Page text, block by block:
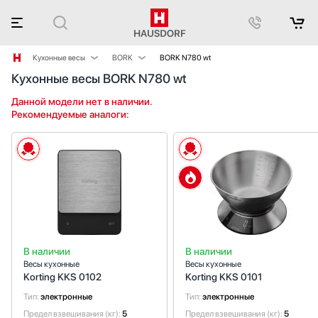
Кухонные весы
Аксессуары
Аксессуары и принадлежности
Акустические системы
Аромастанции
Барбекю
Беспроводные акустические системы
Варочные панели
Вафельницы
Вентиляторы
Винные шкафы
Витрины
BORK
Korting
Smeg
BORK N780 wt
Кухонные весы BORK N780 wt
Данной модели нет в наличии.
Рекомендуемые аналоги:
В наличии
Весы кухонные
Korting KKS 0102
Тип: электронные
Предел взвешивания (кг): 5
В наличии
Весы кухонные
Korting KKS 0101
Тип: электронные
Предел взвешивания (кг): 5